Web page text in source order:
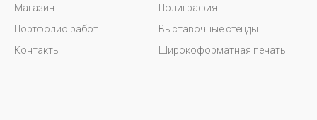
Магазин
Портфолио работ
Контакты
Полиграфия
Выставочные стенды
Широкоформатная печать